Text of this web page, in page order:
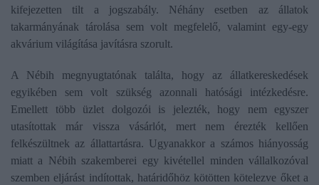
kifejezetten tilt a jogszabály. Néhány esetben az állatok
takarmányának tárolása sem volt megfelelő, valamint egy-egy
akvárium világítása javításra szorult.
A Nébih megnyugtatónak találta, hogy az állatkereskedések
egyikében sem volt szükség azonnali hatósági intézkedésre.
Emellett több üzlet dolgozói is jelezték, hogy nem egyszer
utasítottak már vissza vásárlót, mert nem érezték kellően
felkészültnek az állattartásra. Ugyanakkor a számos hiányosság
miatt a Nébih szakemberei egy kivétellel minden vállalkozóval
szemben eljárást indítottak, határidőhöz kötötten kötelezve őket a